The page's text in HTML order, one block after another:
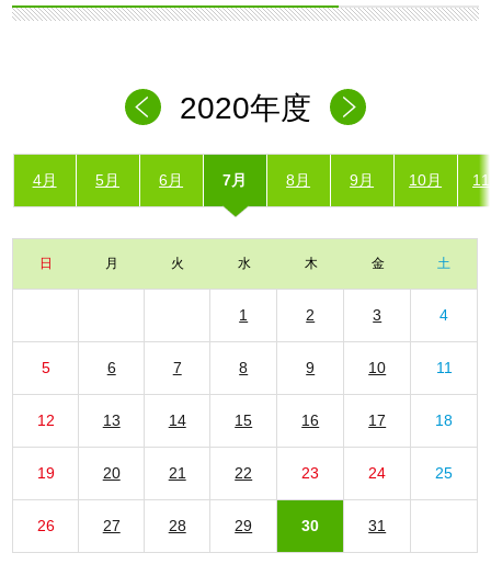
2020年度
4月 5月 6月 7月 8月 9月 10月
日 月 火 水 木 金 土
1 2 3 4
5 6 7 8 9 10 11
12 13 14 15 16 17 18
19 20 21 22 23 24 25
26 27 28 29 30 31